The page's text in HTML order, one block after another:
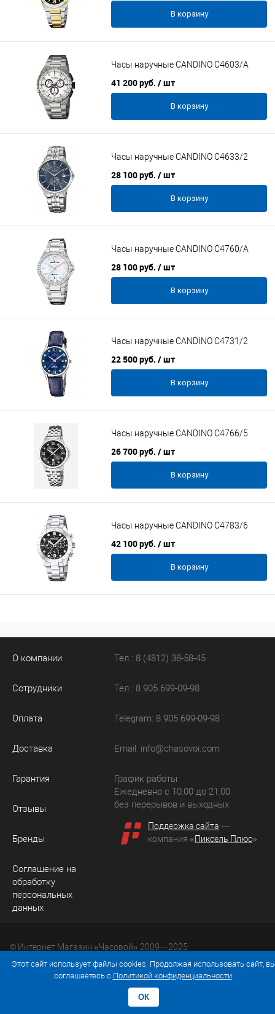
В корзину
Часы наручные CANDINO C4603/A
41 200 руб. / шт
В корзину
Часы наручные CANDINO C4633/2
28 100 руб. / шт
В корзину
Часы наручные CANDINO C4760/A
28 100 руб. / шт
В корзину
Часы наручные CANDINO C4731/2
22 500 руб. / шт
В корзину
Часы наручные CANDINO C4766/5
26 700 руб. / шт
В корзину
Часы наручные CANDINO C4783/6
42 100 руб. / шт
В корзину
О компании
Сотрудники
Оплата
Доставка
Гарантия
Отзывы
Бренды
Соглашение на
обработку
персональных
данных
Тел.: 8 (4812) 38-58-45
Тел.: 8 905 699-09-98
Telegram: 8 905 699-09-98
Email: info@chasovoi.com
График работы
Ежедневно с 10:00 до 21:00
без перерывов и выходных
Поддержка сайта —
компания «Пиксель Плюс»
© Интернет Магазин «Часовой» 2009—2025
Юридический адрес: 214036 Россия, г. Смоленск, ул.
Рыленкова, д. 61а, кв. 24.
Этот сайт использует файлы cookies. Продолжая использовать сайт,
соглашаетесь с Политикой конфиденциальности.
ОК